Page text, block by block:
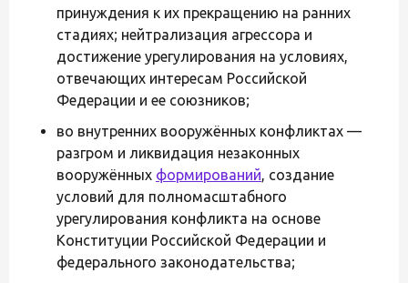
принуждения к их прекращению на ранних
стадиях; нейтрализация агрессора и
достижение урегулирования на условиях,
отвечающих интересам Российской
Федерации и ее союзников;
во внутренних вооружённых конфликтах —
разгром и ликвидация незаконных
вооружённых формирований, создание
условий для полномасштабного
урегулирования конфликта на основе
Конституции Российской Федерации и
федерального законодательства;